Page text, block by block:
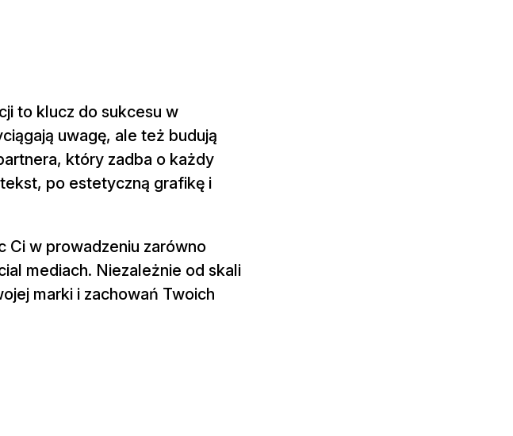
to klucz do sukcesu w
uwagę, ale też budują
który zadba o każdy
po estetyczną grafikę i
Ci w prowadzeniu zarówno
mediach. Niezależnie od skali
marki i zachowań Twoich